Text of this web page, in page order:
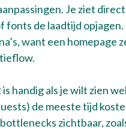
Je ziet
fonts de laadtijd opjagen.
want een homepage
is handig als je wilt zien
de meeste tijd
zichtbaar,